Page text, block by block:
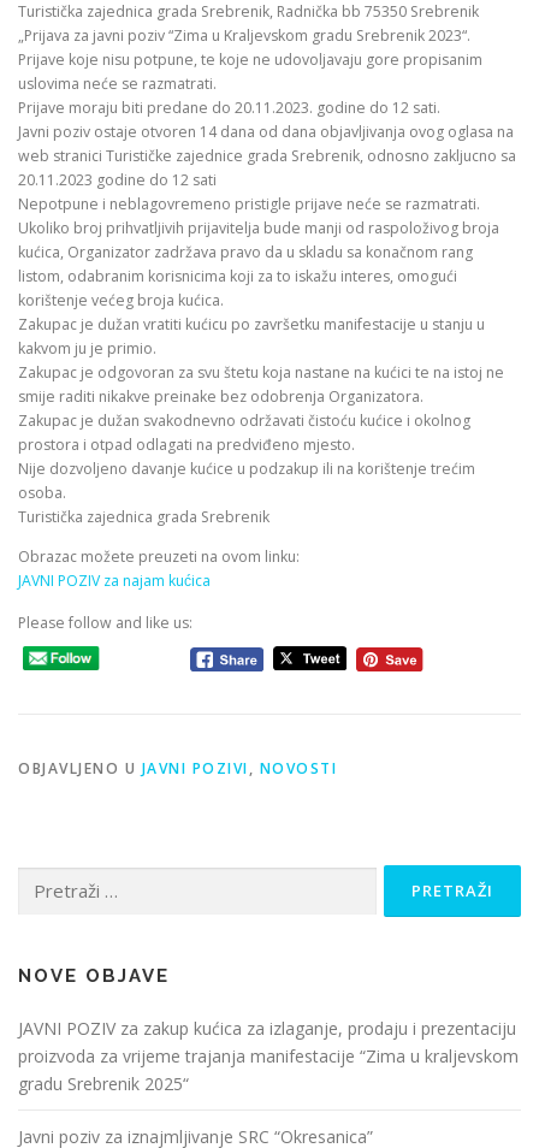
Turistička zajednica grada Srebrenik, Radnička bb 75350 Srebrenik
„Prijava za javni poziv “Zima u Kraljevskom gradu Srebrenik 2023“.
Prijave koje nisu potpune, te koje ne udovoljavaju gore propisanim
uslovima neće se razmatrati.
Prijave moraju biti predane do 20.11.2023. godine do 12 sati.
Javni poziv ostaje otvoren 14 dana od dana objavljivanja ovog oglasa na
web stranici Turističke zajednice grada Srebrenik, odnosno zakljucno sa
20.11.2023 godine do 12 sati
Nepotpune i neblagovremeno pristigle prijave neće se razmatrati.
Ukoliko broj prihvatljivih prijavitelja bude manji od raspoloživog broja
kućica, Organizator zadržava pravo da u skladu sa konačnom rang
listom, odabranim korisnicima koji za to iskažu interes, omogući
korištenje većeg broja kućica.
Zakupac je dužan vratiti kućicu po završetku manifestacije u stanju u
kakvom ju je primio.
Zakupac je odgovoran za svu štetu koja nastane na kućici te na istoj ne
smije raditi nikakve preinake bez odobrenja Organizatora.
Zakupac je dužan svakodnevno održavati čistoću kućice i okolnog
prostora i otpad odlagati na predviđeno mjesto.
Nije dozvoljeno davanje kućice u podzakup ili na korištenje trećim
osoba.
Turistička zajednica grada Srebrenik
Obrazac možete preuzeti na ovom linku:
JAVNI POZIV za najam kućica
Please follow and like us:
OBJAVLJENO U JAVNI POZIVI, NOVOSTI
NOVE OBJAVE
JAVNI POZIV za zakup kućica za izlaganje, prodaju i prezentaciju
proizvoda za vrijeme trajanja manifestacije “Zima u kraljevskom
gradu Srebrenik 2025“
Javni poziv za iznajmljivanje SRC “Okresanica”